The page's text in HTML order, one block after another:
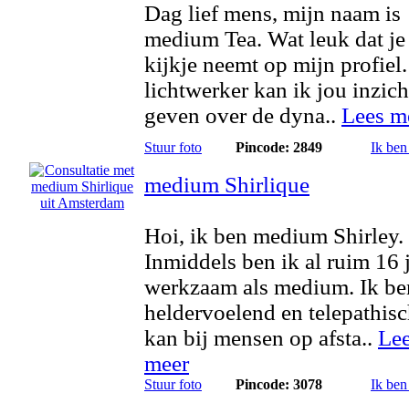
Dag lief mens, mijn naam is
medium Tea. Wat leuk dat je
kijkje neemt op mijn
lichtwerker kan ik jou
geven over de dyna.. Lees
Stuur foto Pincode: 2849 Ik
medium Shirlique
Hoi, ik ben medium Shirley.
Inmiddels ben ik al ruim 16
werkzaam als medium. Ik
heldervoelend en
kan bij mensen op afsta..
meer
Stuur foto Pincode: 3078 Ik